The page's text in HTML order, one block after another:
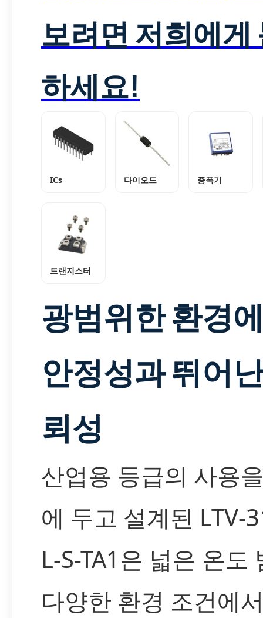
보려면 저희에게
하세요!
ICs 다이오드 증폭기
트랜지스터
광범위한 환경
안정성과 뛰어
뢰성
산업용 등급의 사용
에 두고 설계된 LTV-
L-S-TA1은 넓은 온도
다양한 환경 조건에